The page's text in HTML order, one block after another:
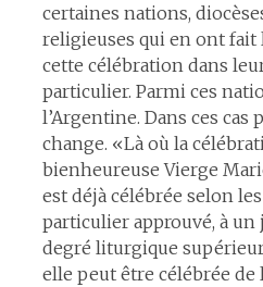
certaines nations,
religieuses qui en ont fait
cette célébration dans
particulier. Parmi ces
l’Argentine. Dans ces
change. «Là où la
bienheureuse Vierge
est déjà célébrée selon
particulier approuvé, à
degré liturgique
elle peut être célébrée de